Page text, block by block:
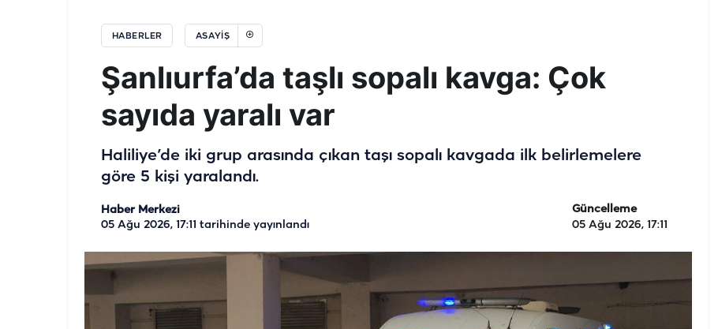
HABERLER ASAYIŞ
Şanlıurfa’da taşlı sopalı kavga: Çok
sayıda yaralı var
Haliliye’de iki grup arasında çıkan taşı sopalı kavgada ilk belirlemelere
göre 5 kişi yaralandı.
Haber Merkezi
05 Ağu 2026, 17:11 tarihinde yayınlandı
Güncelleme
05 Ağu 2026, 17:11